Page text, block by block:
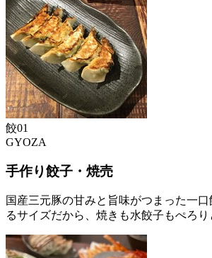
餃01
GYOZA
手作り餃子・焼売
国産三元豚の甘みと旨味がつまった一
るサイズだから、焼きも水餃子もぺろり